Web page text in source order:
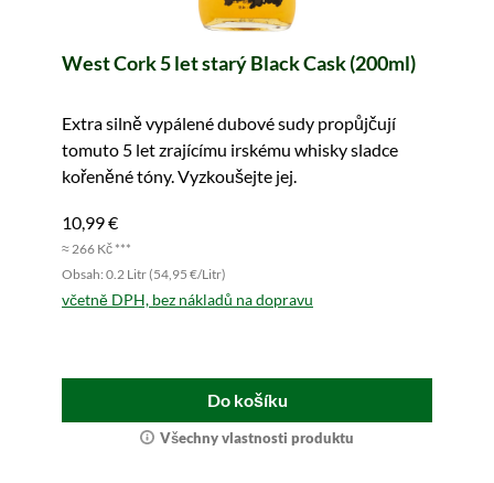
West Cork 5 let starý Black Cask (200ml)
Extra silně vypálené dubové sudy propůjčují
tomuto 5 let zrajícímu irskému whisky sladce
kořeněné tóny. Vyzkoušejte jej.
10,99 €
≈ 266 Kč ***
Obsah: 0.2 Litr (54,95 €/Litr)
včetně DPH, bez nákladů na dopravu
Do košíku
Všechny vlastnosti produktu